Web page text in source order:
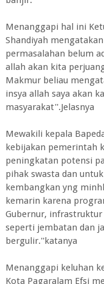
Menanggapi hal ini
Shandiyah
permasalahan belum
allah akan kita
Makmur beliau
insya allah saya akan
masyarakat''.Jelasnya
Mewakili kepala
kebijakan pemerintah
peningkatan potensi
pihak swasta dan
kembangkan yng
kemarin karena
Gubernur,
seperti jembatan dan
bergulir.''katanya
Menanggapi keluhan
Kota Pagaralam Efsi